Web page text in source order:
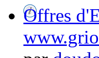
Offres